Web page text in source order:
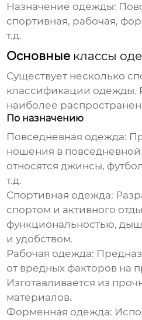
Назначение одежды:
спортивная, рабочая,
т.д.
Основные классы
Существует несколько
классификации одежды.
наиболее
По назначению
Повседневная одежда:
ношения в
относятся джинсы,
т.д.
Спортивная одежда:
спортом и активного
функциональностью,
и удобством.
Рабочая одежда:
от вредных факторов на
Изготавливается из
материалов.
Форменная одежда: